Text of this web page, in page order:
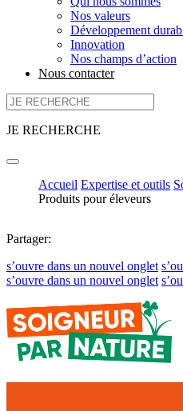
Nos valeurs
Développement
Innovation
Nos champs d’action
Nous contacter
JE RECHERCHE
Accueil Expertise et outils
Produits pour éleveurs
Partager:
s’ouvre dans un nouvel onglet
s’ouvre dans un nouvel onglet